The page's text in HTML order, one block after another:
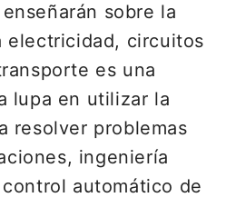
sobre la
electricidad, circuitos
es una
lupa en utilizar la
resolver problemas
ingeniería
automático de